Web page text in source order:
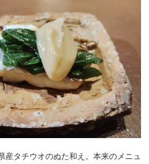
産タチウオのぬた和え。本来のメニュ